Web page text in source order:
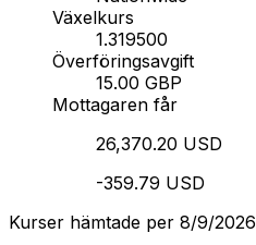
Växelkurs
1.319500
Överföringsavgift
15.00 GBP
Mottagaren får
26,370.20 USD
-359.79 USD
Kurser hämtade per 8/9/2026